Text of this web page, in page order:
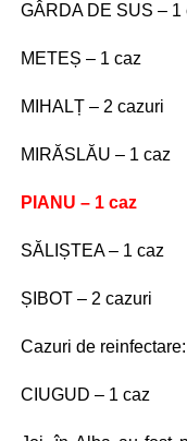
GÂRDA DE SUS – 1
METEȘ – 1 caz
MIHALȚ – 2 cazuri
MIRĂSLĂU – 1 caz
PIANU – 1 caz
SĂLIȘTEA – 1 caz
ȘIBOT – 2 cazuri
Cazuri de reinfectare:
CIUGUD – 1 caz